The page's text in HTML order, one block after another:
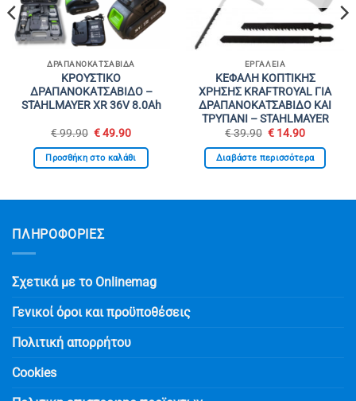
ΔΡΑΠΑΝΟΚΑΤΣΆΒΙΔΑ
ΚΡΟΥΣΤΙΚΟ
ΔΡΑΠΑΝΟΚΑΤΣΑΒΙΔΟ –
STAHLMAYER XR 36V 8.0Ah
€99.90 Original
was:
€ 99.90.
€49.90Η
τιμή
είναι:
Προσθήκη στο καλάθι
ΕΡΓΑΛΕΊΑ
ΚΕΦΑΛΗ ΚΟΠΤΙΚΗΣ
ΧΡΗΣΗΣ KRAFTROYAL ΓΙΑ
ΔΡΑΠΑΝΟΚΑΤΣΑΒΙΔΟ ΚΑΙ
ΤΡΥΠΑΝΙ – STAHLMAYER
€39.90 Original
was:
€ 39.90.
€ 14.90Η
τιμή
είναι:
Διαβάστε περισσότερα
ΠΛΗΡΟΦΟΡΙΕΣ
Σχετικά με το Onlinemag
Γενικοί όροι και προϋποθέσεις
Πολιτική απορρήτου
Cookies